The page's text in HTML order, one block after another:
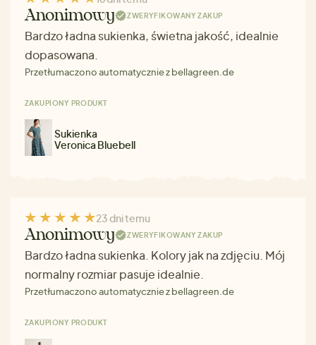
Anonimowy ZWERYFIKOWANY ZAKUP
Bardzo ładna sukienka, świetna jakość, idealnie
dopasowana.
Przetłumaczono automatycznie z bellagreen.de
ZAKUPIONY PRODUKT
Sukienka
Veronica Bluebell
23 dni temu
Anonimowy ZWERYFIKOWANY ZAKUP
Bardzo ładna sukienka. Kolory jak na zdjęciu. Mój
normalny rozmiar pasuje idealnie.
Przetłumaczono automatycznie z bellagreen.de
ZAKUPIONY PRODUKT